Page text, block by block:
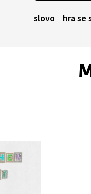
slovo hra se